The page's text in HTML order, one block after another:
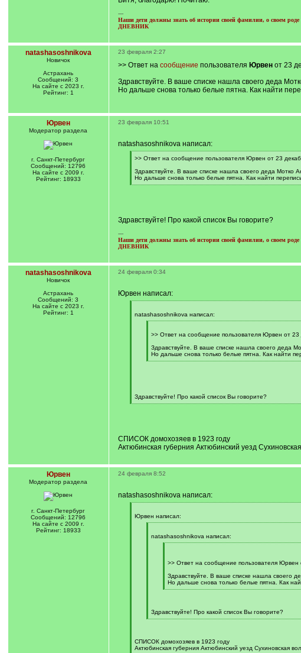
---
Наши дети должны знать об истории своей фамилии, о своем
ДНЕВНИК
natashasoshnikova
Новичок
Астрахань
Сообщений: 3
На сайте с 2023 г.
Рейтинг: 1
23 февраля 2:27
>> Ответ на сообщение пользователя Юрвенот 23
Здравствуйте. В ваше списке нашла своего деда
Но дальше снова только белые пятна. Как найти
Юрвен
Модератор раздела
г. Санкт-Петербург
Сообщений: 12796
На сайте с 2009 г.
Рейтинг: 18933
23 февраля 10:51
natashasoshnikova написал:
[
]
>> Ответ на сообщение пользователя Юрвен от 23
Здравствуйте. В ваше списке нашла своего деда Мотко
Но дальше снова только белые пятна. Как найти
[
Здравствуйте! Про какой список Вы говорите?
---
Наши дети должны знать об истории своей фамилии, о своем
ДНЕВНИК
natashasoshnikova
Новичок
Астрахань
Сообщений: 3
На сайте с 2023 г.
Рейтинг: 1
24 февраля 0:34
Юрвен написал:
q
natashasoshnikova написал:
q
>> Ответ на сообщение пользователя Юрвен от 23
Здравствуйте. В ваше списке нашла своего деда
Но дальше снова только белые пятна. Как найти
[
Здравствуйте! Про какой список Вы говорите?
[
СПИСОК домохозяев в 1923 году
Актюбинская губерния Актюбинский уезд
Юрвен
Модератор раздела
г. Санкт-Петербург
Сообщений: 12796
На сайте с 2009 г.
Рейтинг: 18933
24 февраля 8:52
natashasoshnikova написал:
q
Юрвен написал:
q
natashasoshnikova написал:
]>> Ответ на сообщение пользователя Юрвен
Здравствуйте. В ваше списке нашла своего
Но дальше снова только белые пятна. Как
[
Здравствуйте! Про какой список Вы говорите?
[
СПИСОК домохозяев в 1923 году
Актюбинская губерния Актюбинский уезд Сухиновская